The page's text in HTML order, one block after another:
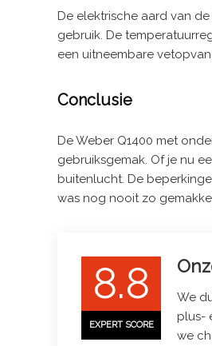
De elektrische aard van
gebruik. De
een uitneembare
Conclusie
De Weber Q1400 met
gebruiksgemak. Of je nu
buitenlucht. De
was nog nooit zo
8.8
EXPERT SCORE
We
plus-
we